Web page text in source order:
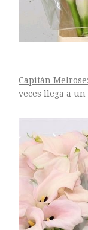
Capitán Melrose:
veces llega a